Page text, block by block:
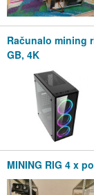
Računalo mining
GB, 4K
MINING RIG 4 x